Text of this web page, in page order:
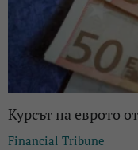
Курсът на еврото
Financial Tribune